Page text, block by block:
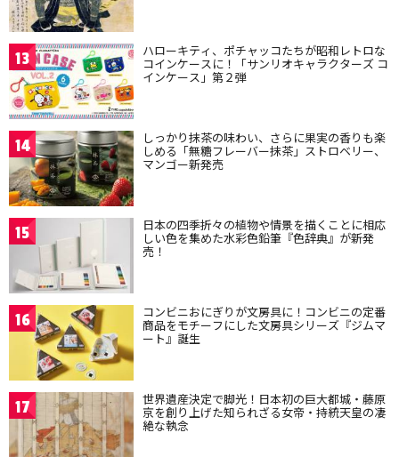
13 ハローキティ、ポチャッコたちが昭和レトロな
コインケースに！「サンリオキャラクターズ コ
インケース」第２弾
14 しっかり抹茶の味わい、さらに果実の香りも楽
しめる「無糖フレーバー抹茶」ストロベリー、
マンゴー新発売
15 日本の四季折々の植物や情景を描くことに相応
しい色を集めた水彩色鉛筆『色辞典』が新発
売！
16 コンビニおにぎりが文房具に！コンビニの定番
商品をモチーフにした文房具シリーズ『ジムマ
ート』誕生
17 世界遺産決定で脚光！日本初の巨大都城・藤原
京を創り上げた知られざる女帝・持統天皇の凄
絶な執念